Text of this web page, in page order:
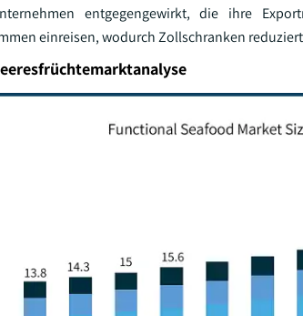
entgegengewirkt, die ihre
einreisen, wodurch Zollschranken